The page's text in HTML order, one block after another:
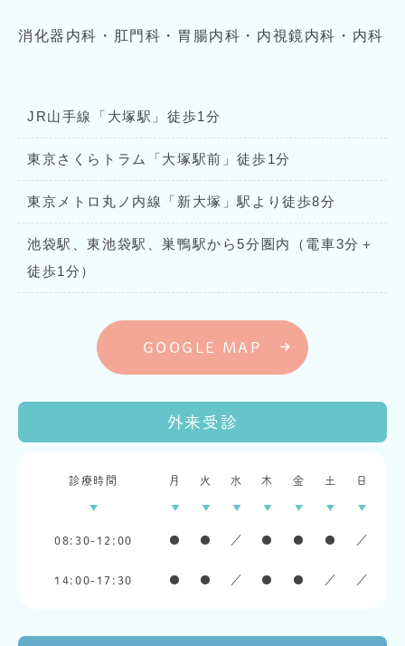
消化器内科・肛門科・胃腸内科・内視鏡内科・内科
JR山手線「大塚駅」徒歩1分
東京さくらトラム「大塚駅前」徒歩1分
東京メトロ丸ノ内線「新大塚」駅より徒歩8分
池袋駅、東池袋駅、巣鴨駅から5分圏内（電車3分＋
徒歩1分）
GOOGLE MAP
外来受診
診療時間 月 火 水 木 金 土 日
08:30-12:00 ● ● ／ ● ● ● ／
14:00-17:30 ● ● ／ ● ● ／ ／